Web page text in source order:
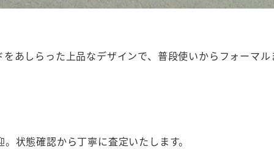
あしらった上品なデザインで、普段使いからフォーマ
状態確認から丁寧に査定いたします。